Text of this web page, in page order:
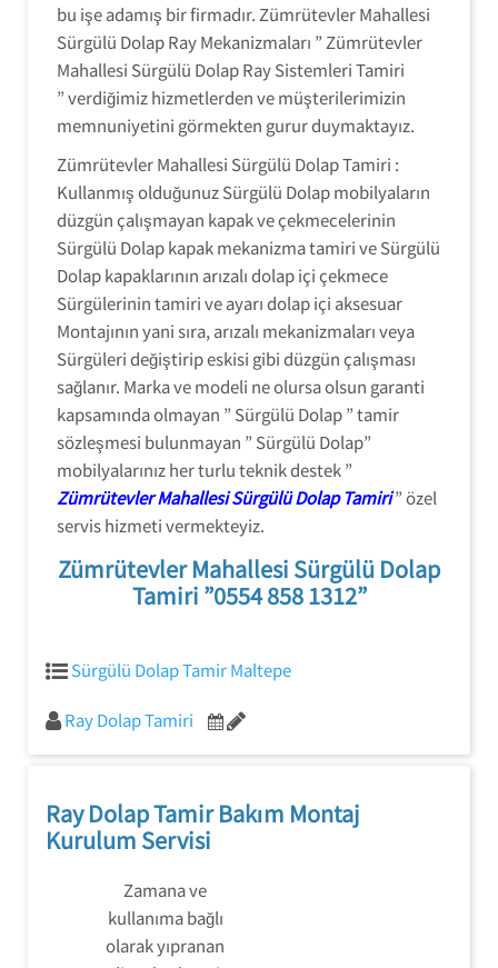
bu işe adamış bir firmadır. Zümrütevler Mahallesi
Sürgülü Dolap Ray Mekanizmaları ” Zümrütevler
Mahallesi Sürgülü Dolap Ray Sistemleri Tamiri
” verdiğimiz hizmetlerden ve müşterilerimizin
memnuniyetini görmekten gurur duymaktayız.
Zümrütevler Mahallesi Sürgülü Dolap Tamiri :
Kullanmış olduğunuz Sürgülü Dolap mobilyaların
düzgün çalışmayan kapak ve çekmecelerinin
Sürgülü Dolap kapak mekanizma tamiri ve Sürgülü
Dolap kapaklarının arızalı dolap içi çekmece
Sürgülerinin tamiri ve ayarı dolap içi aksesuar
Montajının yani sıra, arızalı mekanizmaları veya
Sürgüleri değiştirip eskisi gibi düzgün çalışması
sağlanır. Marka ve modeli ne olursa olsun garanti
kapsamında olmayan ” Sürgülü Dolap ” tamir
sözleşmesi bulunmayan ” Sürgülü Dolap”
mobilyalarınız her turlu teknik destek ”
Zümrütevler Mahallesi Sürgülü Dolap Tamiri” özel
servis hizmeti vermekteyiz.
Zümrütevler Mahallesi Sürgülü Dolap
Tamiri ”0554 858 1312”
Sürgülü Dolap Tamir Maltepe
Ray Dolap Tamiri
Ray Dolap Tamir Bakım Montaj
Kurulum Servisi
Zamana ve
kullanıma bağlı
olarak yıpranan